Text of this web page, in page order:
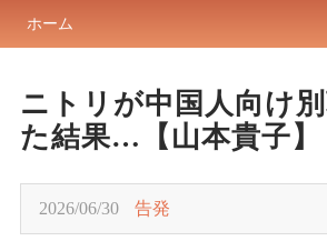
ホーム
ニトリが中国人向け
た結果…【山本貴子】
2026/06/30 告発